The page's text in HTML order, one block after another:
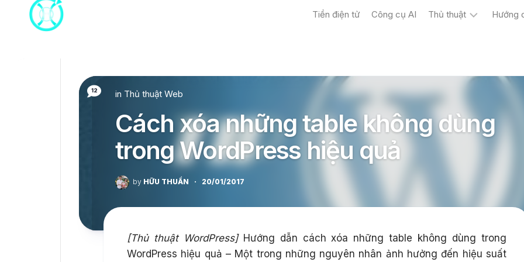
Tiền điện tử Công cụ AI Thủ thuật Hướng
12 in Thủ thuật Web
Cách xóa những table không dùng
trong WordPress hiệu quả
by HỮU THUẦN · 20/01/2017
[Thủ thuật WordPress]Hướng dẫn cách xóa những table không dùng trong
WordPress hiệu quả – Một trong những nguyên nhân ảnh hưởng đến hiệu suất